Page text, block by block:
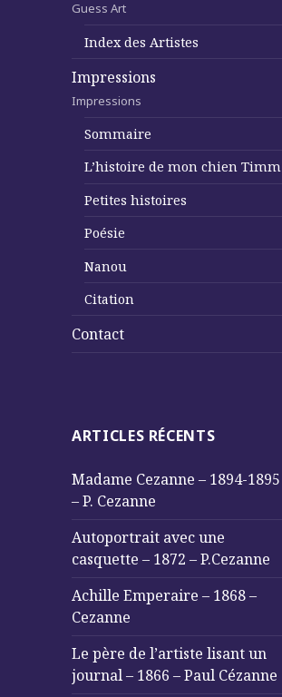
Guess Art
Index des Artistes
Impressions
Impressions
Sommaire
L’histoire de mon chien Timm
Petites histoires
Poésie
Nanou
Citation
Contact
ARTICLES RÉCENTS
Madame Cezanne – 1894-1895
– P. Cezanne
Autoportrait avec une
casquette – 1872 – P.Cezanne
Achille Emperaire – 1868 –
Cezanne
Le père de l’artiste lisant un
journal – 1866 – Paul Cézanne